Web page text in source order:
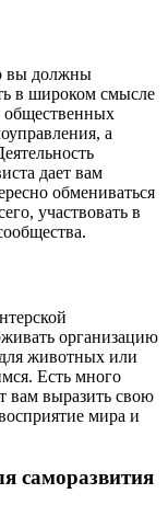
вы должны
в широком смысле
общественных
а
дает вам
обмениваться
участвовать в
организацию
животных или
Есть много
вам выразить свою
мира и
саморазвития